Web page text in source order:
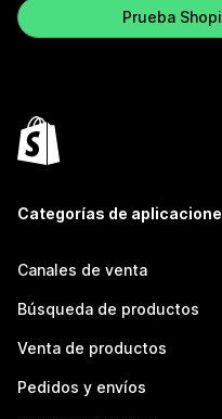
Prueba
Categorías de
Canales de venta
Búsqueda de productos
Venta de productos
Pedidos y envíos